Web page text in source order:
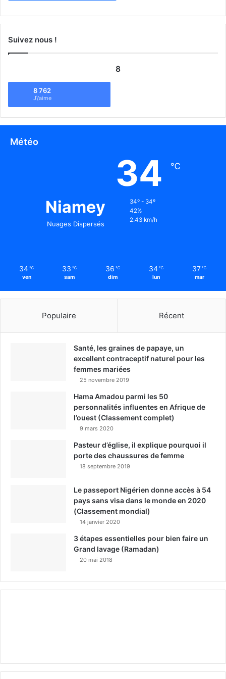
Suivez nous !
8
8 762
J\'aime
Météo
Niamey
Nuages Dispersés
34 ℃
34º - 34º
42%
2.43 km/h
34 ℃
ven
33 ℃
sam
36 ℃
dim
34 ℃
lun
37 ℃
mar
Populaire Récent
Santé, les graines de papaye, un
excellent contraceptif naturel pour les
femmes mariées
25 novembre 2019
Hama Amadou parmi les 50
personnalités influentes en Afrique de
l’ouest (Classement complet)
9 mars 2020
Pasteur d’église, il explique pourquoi il
porte des chaussures de femme
18 septembre 2019
Le passeport Nigérien donne accès à 54
pays sans visa dans le monde en 2020
(Classement mondial)
14 janvier 2020
3 étapes essentielles pour bien faire un
Grand lavage (Ramadan)
20 mai 2018